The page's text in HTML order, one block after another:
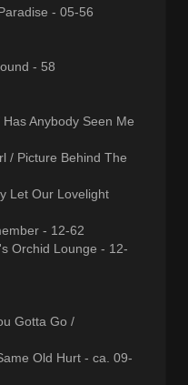
- 05-56
- 58
Anybody Seen Me
/ Picture Behind The
Let Our Lovelight
- 12-62
Orchid Lounge - 12-
Gotta Go /
Old Hurt - ca. 09-